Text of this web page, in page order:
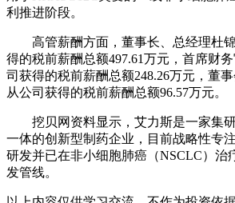
利推进阶段。
高管薪酬方面，董事长、总经理杜
得的税前薪酬总额497.61万元，首席财
司获得的税前薪酬总额248.26万元，董
从公司获得的税前薪酬总额96.57万元。
挖贝网资料显示，艾力斯是一家集
一体的创新型制药企业，目前战略性专
研发并已在非小细胞肺癌（NSCLC）治
发管线。